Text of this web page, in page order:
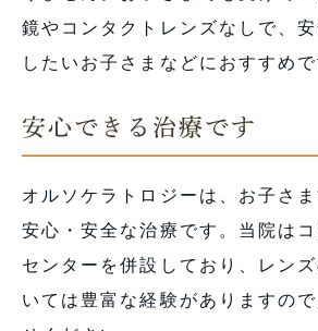
鏡やコンタクトレンズなしで、
したいお子さまなどにおすすめで
安心できる治療です
オルソケラトロジーは、お子さ
安心・安全な治療です。当院は
センターを併設しており、レン
いては豊富な経験がありますの